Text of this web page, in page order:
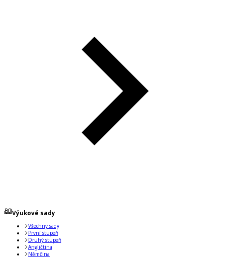
Výukové sady
Všechny sady
První stupeň
Druhý stupeň
Angličtina
Němčina